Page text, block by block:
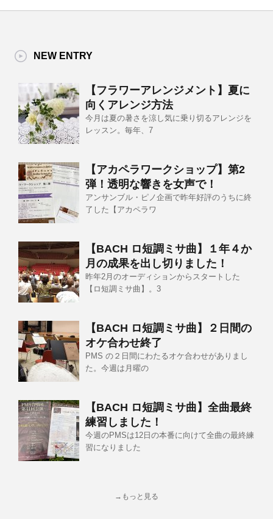
NEW ENTRY
【フラワーアレンジメント】夏に
向くアレンジ方法
今月は夏の暑さを涼し気に乗り切るアレンジを
レッスン。毎年、7
【アカペラワークショップ】第2
弾！透明な響きを女声で！
アンサンブル・ピノ企画で昨年好評のうちに終
了した【アカペラワ
【BACH ロ短調ミサ曲】１年４か
月の成果を出し切りました！
昨年2月のオーディションからスタートした
【ロ短調ミサ曲】。3
【BACH ロ短調ミサ曲】２日間の
オケ合わせ終了
PMS の２日間にわたるオケ合わせがありまし
た。今週は月曜の
【BACH ロ短調ミサ曲】全曲最終
練習しました！
今週のPMSは12日の本番に向けて全曲の最終練
習になりました
→もっと見る